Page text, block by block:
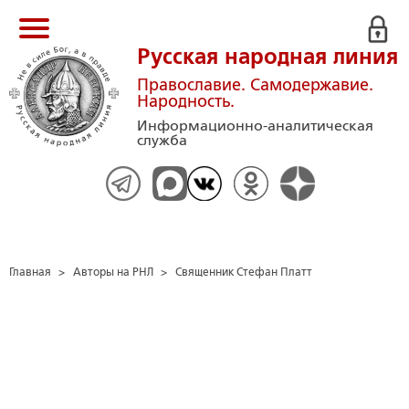
Русская народная линия
Православие. Самодержавие.
Народность.
Информационно-аналитическая
служба
Главная > Авторы на РНЛ > Священник Стефан Платт